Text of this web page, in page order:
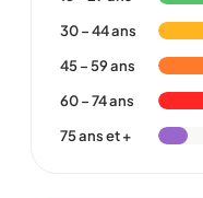
30 – 44 ans
45 – 59 ans
60 – 74 ans
75 ans et +